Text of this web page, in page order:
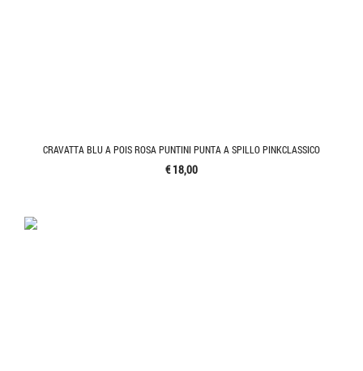
CRAVATTA BLU A POIS ROSA PUNTINI PUNTA A SPILLO PINKCLASSICO
€ 18,00